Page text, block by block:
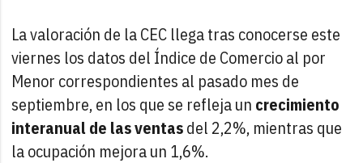
La valoración de la CEC llega tras conocerse este
viernes los datos del Índice de Comercio al por
Menor correspondientes al pasado mes de
septiembre, en los que se refleja un crecimiento
interanual de las ventasdel 2,2%, mientras que
la ocupación mejora un 1,6%.